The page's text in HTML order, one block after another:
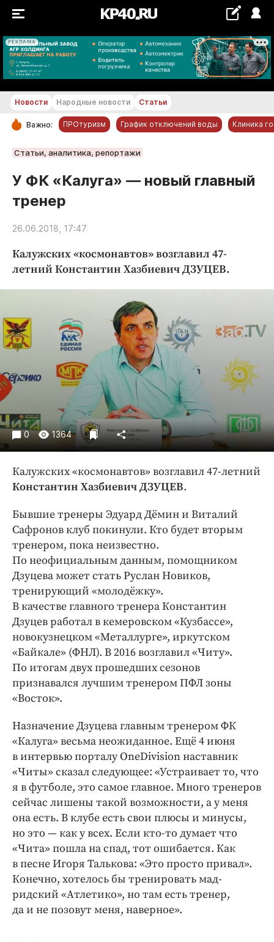
РЕКЛАМА
+20...+21 °С
РУБРИКИ
Обнинск
Новости компаний
Статьи
Народные новости
Благоустройство
Недвижимость и ЖКХ
Образование
Погода
Праздники
Происшествия
Спорт
Экономика и бизнес
ПРОЕКТЫ
Издания
Медиаперсона
Интересное чтиво
Клиника года
Бренд года
Работодатель года
Новости Народные новости Статьи
Важно: ПРОтуризм График отключений воды Клиника
Статьи, аналитика, репортажи
У ФК «Калуга» — новый главный
тренер
26.06.2018, 17:47
Калужских «космонавтов» возглавил 47-
летний Константин Хазбиевич ДЗУЦЕВ.
0 1364
Калужских «космонавтов» возглавил 47-летний
Константин Хазбиевич ДЗУЦЕВ.
Бывшие тренеры Эдуард Дёмин и Виталий
Сафронов клуб покинули. Кто будет вторым
тренером, пока неизвестно.
По неофициальным данным, помощником
Дзуцева может стать Руслан Новиков,
тренирующий «молодёжку».
В качестве главного тренера Константин
Дзуцев работал в кемеровском «Кузбассе»,
новокузнецком «Металлурге», иркутском
«Байкале» (ФНЛ). В 2016 возглавил «Читу».
По итогам двух прошедших сезонов
признавался лучшим тренером ПФЛ зоны
«Восток».
Назначение Дзуцева главным тренером ФК
«Калуга» весьма неожиданное. Ещё 4 июня
в интервью порталу OneDivision наставник
«Читы» сказал следующее: «Устраивает то, что
я в футболе, это самое главное. Много тренеров
сейчас лишены такой возможности, а у меня
она есть. В клубе есть свои плюсы и минусы,
но это — как у всех. Если кто-то думает что
«Чита» пошла на спад, тот ошибается. Как
в песне Игоря Талькова: «Это просто привал».
Конечно, хотелось бы тренировать мад­
ридский «Атлетико», но там есть тренер,
да и не позовут меня, наверное».